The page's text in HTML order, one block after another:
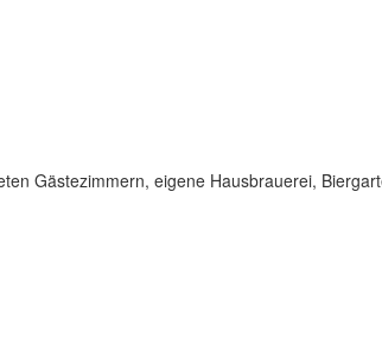
Gästezimmern, eigene Hausbrauerei,